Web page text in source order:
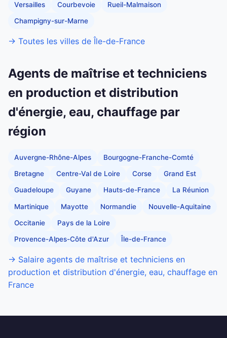
Versailles Courbevoie Rueil-Malmaison
Champigny-sur-Marne
→ Toutes les villes de Île-de-France
Agents de maîtrise et techniciens
en production et distribution
d'énergie, eau, chauffage par
région
Auvergne-Rhône-Alpes Bourgogne-Franche-Comté
Bretagne Centre-Val de Loire Corse Grand Est
Guadeloupe Guyane Hauts-de-France La Réunion
Martinique Mayotte Normandie Nouvelle-Aquitaine
Occitanie Pays de la Loire
Provence-Alpes-Côte d'Azur Île-de-France
→ Salaire agents de maîtrise et techniciens en
production et distribution d'énergie, eau, chauffage en
France